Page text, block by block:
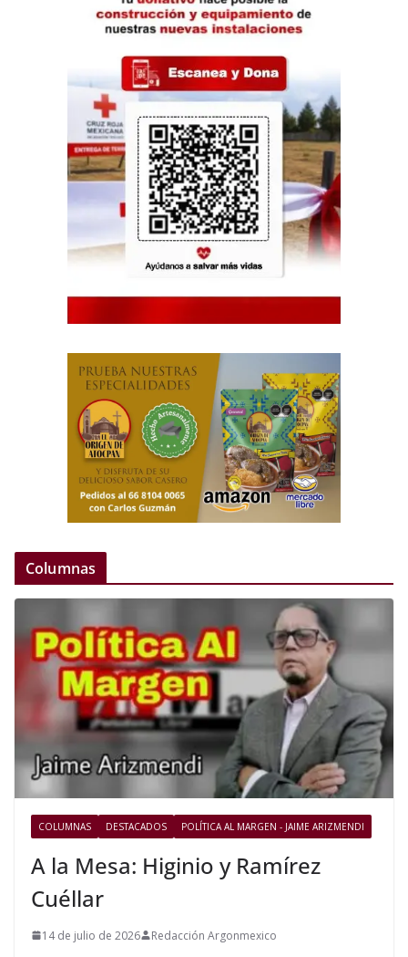
Columnas
COLUMNAS DESTACADOS POLÍTICA AL MARGEN - JAIME ARIZMENDI
A la Mesa: Higinio y Ramírez
Cuéllar
14 de julio de 2026 Redacción Argonmexico